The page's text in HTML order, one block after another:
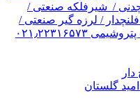
/ شیرفلکه صنعتی /
/ لرزه گیر صنعتی /
شیرفلکه چدنی / اتصالات پتروشیمی ۰۲۱٫۲۲۳۱۶۵۷۳
گلستان